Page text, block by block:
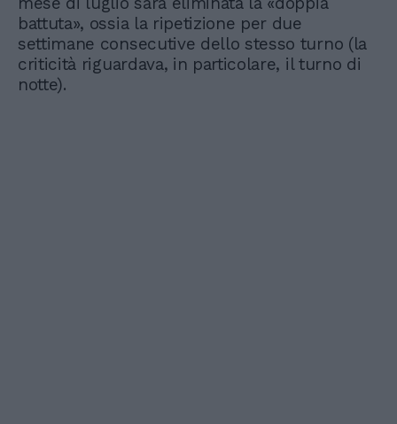
battuta», ossia la ripetizione per due
settimane consecutive dello stesso turno (la
criticità riguardava, in particolare, il turno di
notte).